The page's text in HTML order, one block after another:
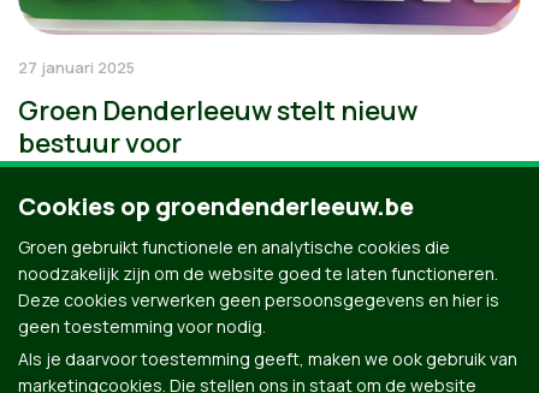
27 januari 2025
Groen Denderleeuw stelt nieuw
bestuur voor
Cookies op groendenderleeuw.be
Groen gebruikt functionele en analytische cookies die
noodzakelijk zijn om de website goed te laten functioneren.
Deze cookies verwerken geen persoonsgegevens en hier is
geen toestemming voor nodig.
Als je daarvoor toestemming geeft, maken we ook gebruik van
marketingcookies. Die stellen ons in staat om de website